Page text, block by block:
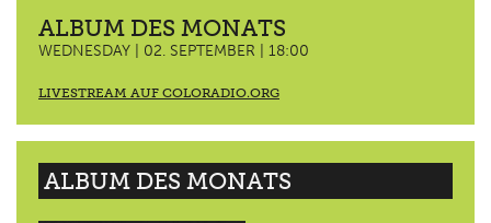
ALBUM DES MONATS
WEDNESDAY | 02. SEPTEMBER | 18:00
LIVESTREAM AUF COLORADIO.ORG
ALBUM DES MONATS